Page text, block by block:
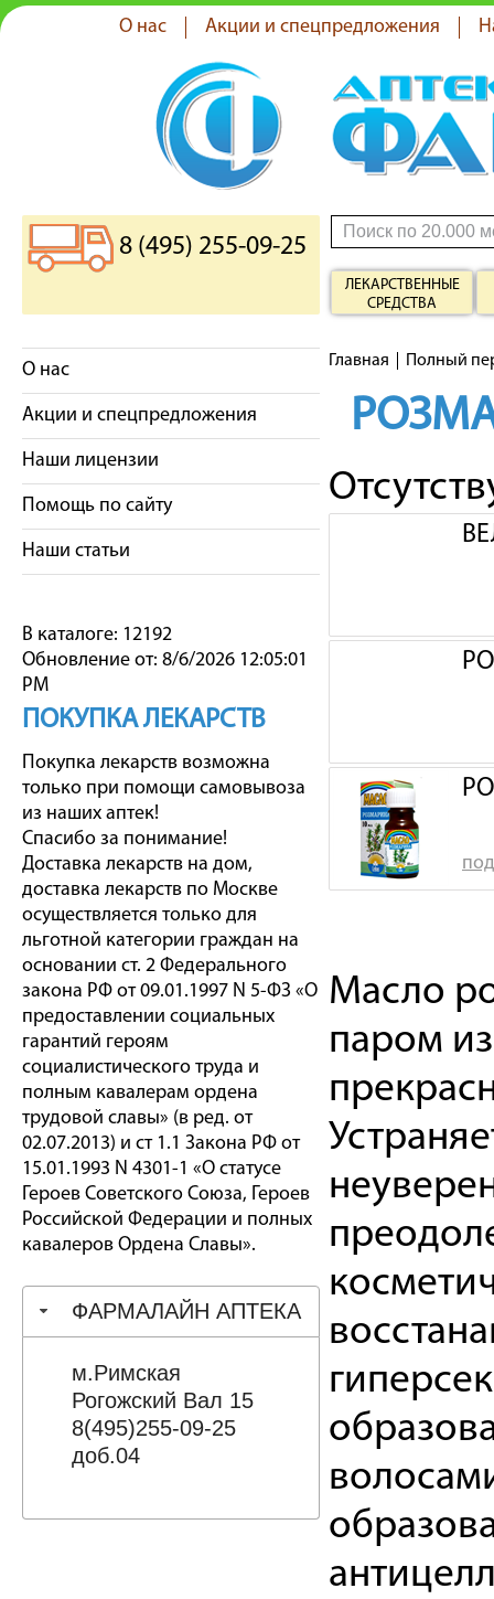
О нас Акции и спецпредложения
8 (495) 255-09-25
ЛЕКАРСТВЕННЫЕ
СРЕДСТВА
О нас
Акции и спецпредложения
Наши лицензии
Помощь по сайту
Наши статьи
В каталоге: 12192
Обновление от: 8/6/2026 12:05:01
PM
ПОКУПКА ЛЕКАРСТВ
Покупка лекарств возможна
только при помощи самовывоза
из наших аптек!
Спасибо за понимание!
Доставка лекарств на дом,
доставка лекарств по Москве
осуществляется только для
льготной категории граждан на
основании ст. 2 Федерального
закона РФ от 09.01.1997 N 5-ФЗ «О
предоставлении социальных
гарантий героям
социалистического труда и
полным кавалерам ордена
трудовой славы» (в ред. от
02.07.2013) и ст 1.1 Закона РФ от
15.01.1993 N 4301-1 «О статусе
Героев Советского Союза, Героев
Российской Федерации и полных
кавалеров Ордена Славы».
ФАРМАЛАЙН АПТЕКА
м.Римская
Рогожский Вал 15
8(495)255-09-25
доб.04
Главная Полный
Масло
паром